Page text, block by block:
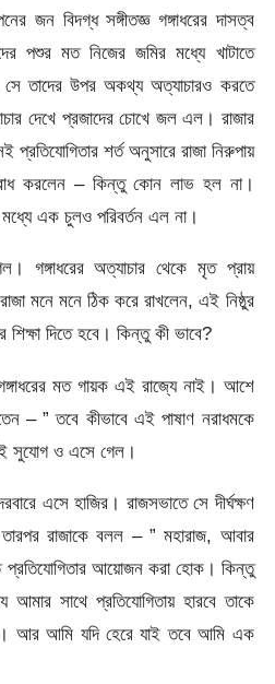
জন বিদগ্ধ সঙ্গীতজ্ঞ গঙ্গাধরের দাসত্ব
পশুর মত নিজের জমির মধ্যে খাটাতে
তাদের উপর অকথ্য অত্যাচারও করতে
দেখে প্রজাদের চোখে জল এল। রাজার
শর্ত অনুসারে রাজা নিরুপায়
করলেন – কিন্তু কোন লাভ হল না।
মধ্যে এক চুলও পরিবর্তন এল না।
গঙ্গাধরের অত্যাচার থেকে মৃত প্রায়
মনে মনে ঠিক করে রাখলেন, এই নিষ্ঠুর
দিতে হবে। কিন্তু কী ভাবে?
মত গায়ক এই রাজ্যে নাই। আশে
– ” তবে কীভাবে এই পাষাণ নরাধমকে
সুযোগ ও এসে গেল।
এসে হাজির। রাজসভাতে সে দীর্ঘক্ষণ
রাজাকে বলল – ” মহারাজ, আবার
প্রতিযোগিতার আয়োজন করা হোক। কিন্তু
সাথে প্রতিযোগিতায় হারবে তাকে
আর আমি যদি হেরে যাই তবে আমি এক